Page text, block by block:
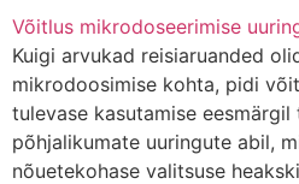
Võitlus mikrodoseerimise
Kuigi arvukad reisiaruanded
mikrodoosimise kohta, pidi
tulevase kasutamise eesmärgil
põhjalikumate uuringute abil,
nõuetekohase valitsuse